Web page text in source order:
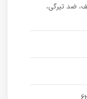
ضد تیرگی،